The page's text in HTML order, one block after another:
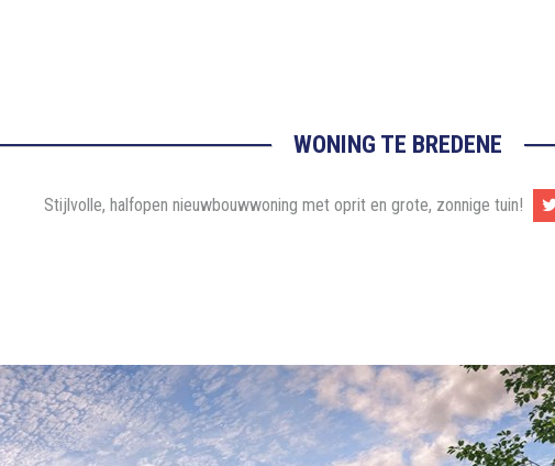
WONING TE BREDENE
Stijlvolle, halfopen nieuwbouwwoning met oprit en grote, zonnige tuin!